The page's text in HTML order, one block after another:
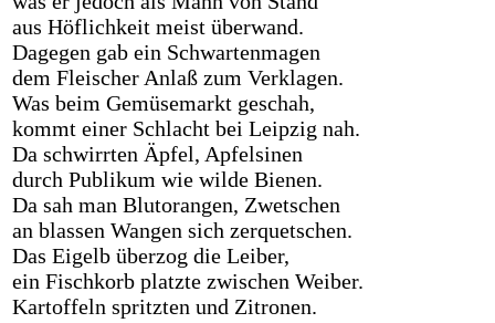
aus Höflichkeit meist überwand.
Dagegen gab ein Schwartenmagen
dem Fleischer Anlaß zum Verklagen.
Was beim Gemüsemarkt geschah,
kommt einer Schlacht bei Leipzig nah.
Da schwirrten Äpfel, Apfelsinen
durch Publikum wie wilde Bienen.
Da sah man Blutorangen, Zwetschen
an blassen Wangen sich zerquetschen.
Das Eigelb überzog die Leiber,
ein Fischkorb platzte zwischen Weiber.
Kartoffeln spritzten und Zitronen.